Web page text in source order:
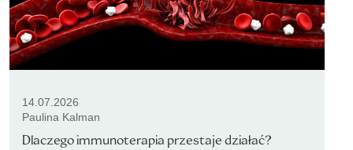
14.07.2026
Paulina Kalman
Dlaczego immunoterapia przestaje działać?